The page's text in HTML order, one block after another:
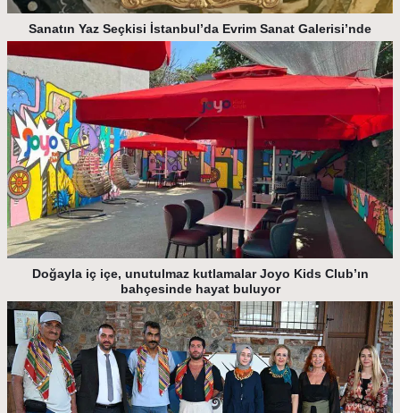
Sanatın Yaz Seçkisi İstanbul’da Evrim Sanat Galerisi’nde
Doğayla iç içe, unutulmaz kutlamalar Joyo Kids Club’ın
bahçesinde hayat buluyor